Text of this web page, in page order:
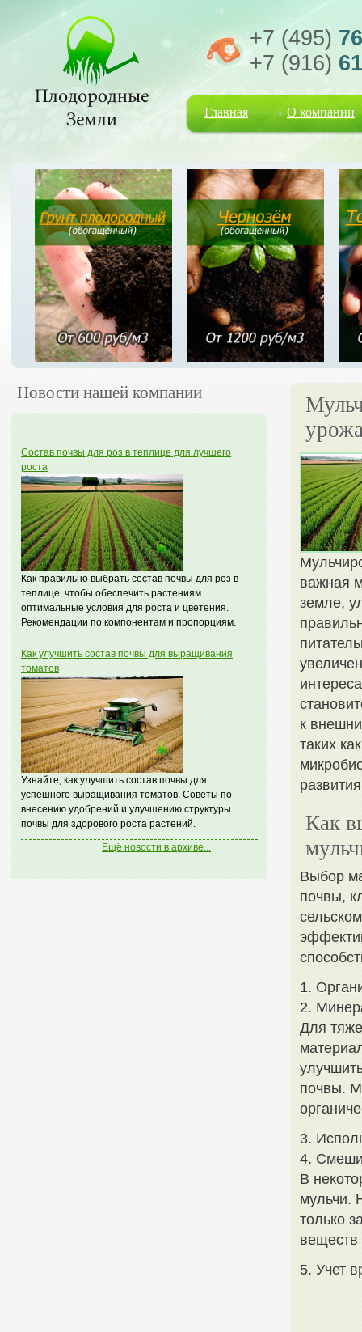
+7 (495)
+7 (916)
Главная О компании
Новости нашей компании
Состав почвы для роз в теплице для лучшего
роста
Как правильно выбрать состав почвы для роз в
теплице, чтобы обеспечить растениям
оптимальные условия для роста и цветения.
Рекомендации по компонентам и пропорциям.
Как улучшить состав почвы для выращивания
томатов
Узнайте, как улучшить состав почвы для
успешного выращивания томатов. Советы по
внесению удобрений и улучшению структуры
почвы для здорового роста растений.
Ещё новости в архиве...
важная
земле,
к
таких
Как
Выбор
почвы,
1.
2.
Для
почвы.
3.
4.
В
мульчи.
только
веществ
5. Учет